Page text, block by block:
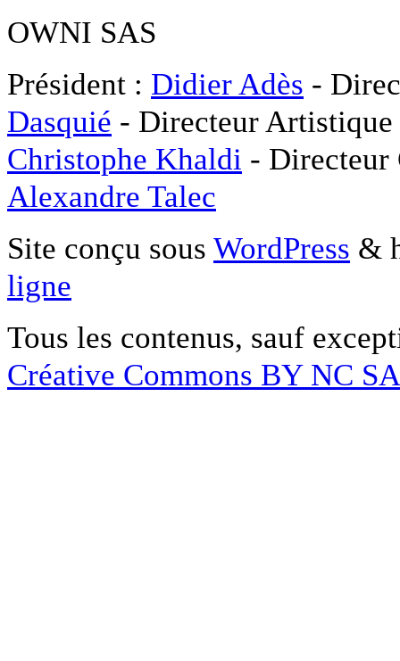
OWNI SAS
Président : Didier Adès -
Dasquié - Directeur
Christophe Khaldi -
Alexandre Talec
Site conçu sous WordPress &
ligne
Tous les contenus, sauf
Créative Commons BY NC SA